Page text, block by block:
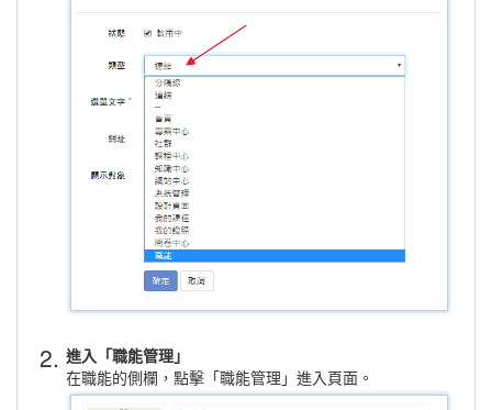
2. 進入「職能管理」
在職能的側欄，點擊「職能管理」進入頁面。